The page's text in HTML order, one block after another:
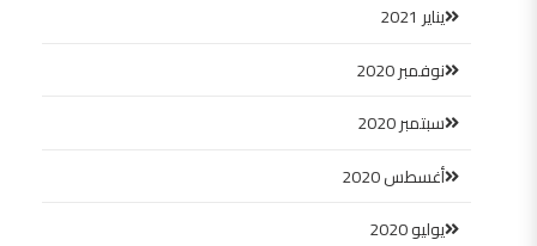
يناير 2021
نوفمبر 2020
سبتمبر 2020
أغسطس 2020
يوليو 2020